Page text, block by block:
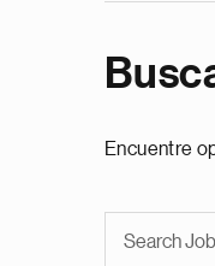
Encuentre